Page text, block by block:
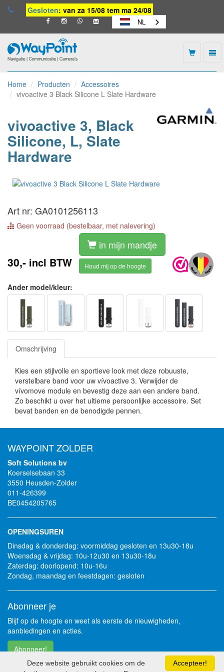
Gesloten: van za 15/08 tem ma 24/08
NL
-
naar
homepage
Home Producten
Accessoires
vivoactive 3 Black Silicone L Slate Hardware
vivoactive 3, Black
Silicone, L, Slate
Hardware
Art nr: GA0101256113
Geen voorraad (bestelbaar, met nalevering)
30,- incl BTW
in mijn mandje
Houd mij op de hoogte
Ander model/kleur:
Omschrijving
Kies een stijlvolle en sportieve look met deze robuuste,
verstelbare band voor uw vívoactive 3. Verwijder de
vívomove module en bevestig deze aan een andere band.
Zo beschikt u over het ultieme persoonlijke accessoire. Set
bevat banden en de benodigde pennen.
WAYPOINT ZOLDER
Soft Solutions bv
Koerselsebaan 33
3550 Heusden-Zolder
011-426399
BE0454205765
OPENINGSUREN
Dinsdag & donderdag: voormiddag gesloten en 13u30-18u
Woensdag & vrijdag: 10u-12u30 en 13u30-18u
Zaterdag: doorlopend: 10u-16u
Zondag, maandag en feestdagen: gesloten
Abonneer je
Blijf op de hoogte en weet als eerste de nieuwigheden,
aanbiedingen en acties.
Abonneer!
Accepteer!
Deze website gebruikt cookies om de